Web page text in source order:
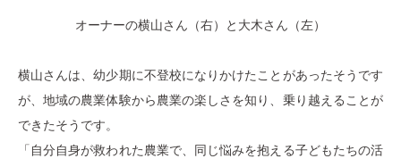
オーナーの横山さん（右）と大木さん（左）
横山さんは、幼少期に不登校になりかけたことがあったそうです
が、地域の農業体験から農業の楽しさを知り、乗り越えることが
できたそうです。
「自分自身が救われた農業で、同じ悩みを抱える子どもたちの活